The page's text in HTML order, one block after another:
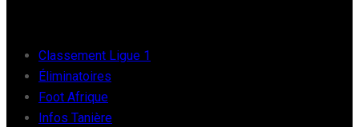
Classement Ligue 1
Éliminatoires
Foot Afrique
Infos Tanière